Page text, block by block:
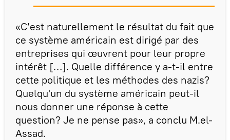
«C’est naturellement le résultat du fait que
ce système américain est dirigé par des
entreprises qui œuvrent pour leur propre
intérêt […]. Quelle différence y a-t-il entre
cette politique et les méthodes des nazis?
Quelqu'un du système américain peut-il
nous donner une réponse à cette
question? Je ne pense pas», a conclu M.el-
Assad.